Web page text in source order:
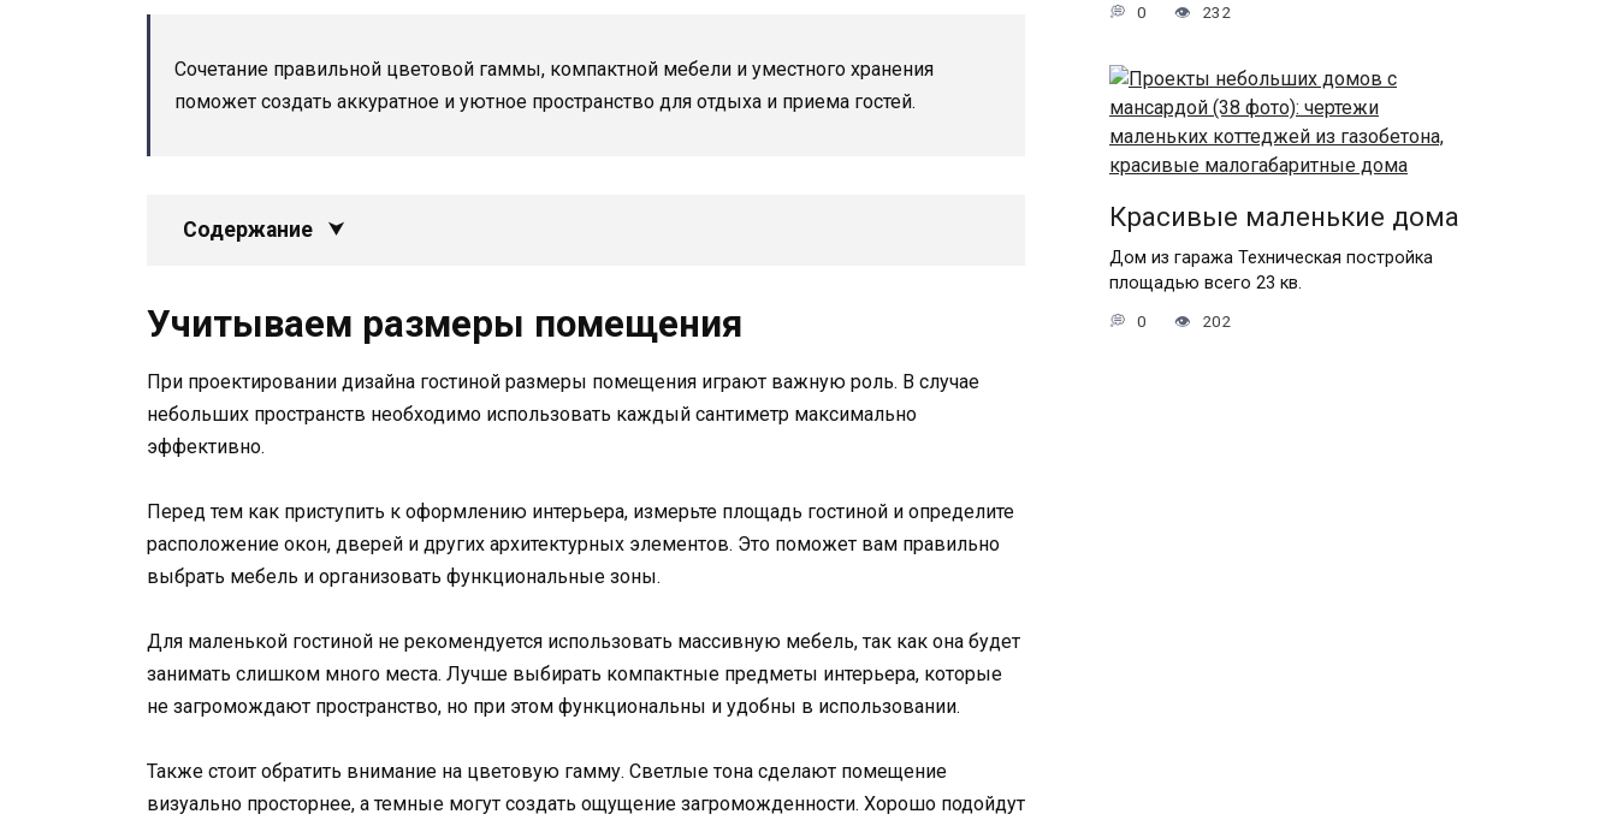
Сочетание правильной цветовой гаммы, компактной мебели и уместного хранения
поможет создать аккуратное и уютное пространство для отдыха и приема гостей.
Содержание
Учитываем размеры помещения
При проектировании дизайна гостиной размеры помещения играют важную роль. В случае
небольших пространств необходимо использовать каждый сантиметр максимально
эффективно.
Перед тем как приступить к оформлению интерьера, измерьте площадь гостиной и определите
расположение окон, дверей и других архитектурных элементов. Это поможет вам правильно
выбрать мебель и организовать функциональные зоны.
Для маленькой гостиной не рекомендуется использовать массивную мебель, так как она будет
занимать слишком много места. Лучше выбирать компактные предметы интерьера, которые
не загромождают пространство, но при этом функциональны и удобны в использовании.
Также стоит обратить внимание на цветовую гамму. Светлые тона сделают помещение
визуально просторнее, а темные могут создать ощущение загроможденности. Хорошо подойдут
0 232
Красивые маленькие дома
Дом из гаража Техническая постройка
площадью всего 23 кв.
0 202